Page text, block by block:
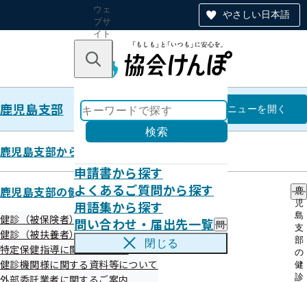
やさしい日本語
ウェ
ブサ
イト
のナ
ン
キーワードで探す
検索
申請書から探す
よくあるご質問から探す
用語集から探す
問い合わせ・届出先一覧 問
い
閉じる
鹿児島支部 鹿児島支部
メニューを開く
鹿児島支部からのお知らせ
鹿児島支部の健診・保健指導のご案内
鹿
児
島
支
部
の
健
診
健診（被保険者）に関するご案内
健診（被扶養者）に関するご案内
特定保健指導に関するご案内
健診機関様に関する資料等について
外部委託業者に関するご案内
広報
鹿児島支部からのお知らせ（納入告知
書同封リーフレット）